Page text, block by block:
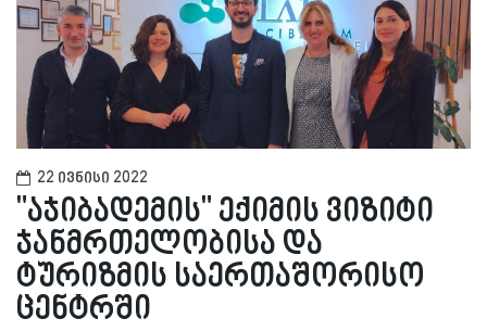
22 ივნისი 2022
"აჯიბადემის" ექიმის ვიზიტი
ჯანმრთელობისა და
ტურიზმის საერთაშორისო
ცენტრში